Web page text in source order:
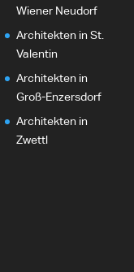
Wiener Neudorf
Architekten in St.
Valentin
Architekten in
Groß-Enzersdorf
Architekten in
Zwettl